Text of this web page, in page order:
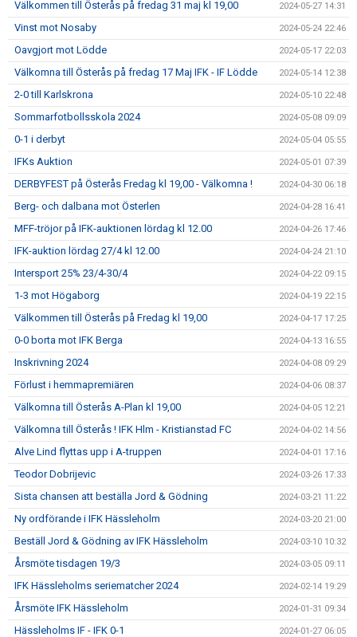
Välkommen till Österås på fredag 31 maj kl 19,00 2024-05-27 14:31
Vinst mot Nosaby 2024-05-24 22:46
Oavgjort mot Lödde 2024-05-17 22:03
Välkomna till Österås på fredag 17 Maj IFK - IF Lödde 2024-05-14 12:38
2-0 till Karlskrona 2024-05-10 22:48
Sommarfotbollsskola 2024 2024-05-08 09:09
0-1 i derbyt 2024-05-04 05:55
IFKs Auktion 2024-05-01 07:39
DERBYFEST på Österås Fredag kl 19,00 - Välkomna ! 2024-04-30 06:18
Berg- och dalbana mot Österlen 2024-04-28 16:41
MFF-tröjor på IFK-auktionen lördag kl 12.00 2024-04-26 17:46
IFK-auktion lördag 27/4 kl 12.00 2024-04-24 21:10
Intersport 25% 23/4-30/4 2024-04-22 09:15
1-3 mot Högaborg 2024-04-19 22:15
Välkommen till Österås på Fredag kl 19,00 2024-04-17 17:25
0-0 borta mot IFK Berga 2024-04-13 16:55
Inskrivning 2024 2024-04-08 09:29
Förlust i hemmapremiären 2024-04-06 08:37
Välkomna till Österås A-Plan kl 19,00 2024-04-05 12:21
Välkomna till Österås ! IFK Hlm - Kristianstad FC 2024-04-02 14:56
Alve Lind flyttas upp i A-truppen 2024-04-01 17:16
Teodor Dobrijevic 2024-03-26 17:33
Sista chansen att beställa Jord & Gödning 2024-03-21 11:22
Ny ordförande i IFK Hässleholm 2024-03-20 21:00
Beställ Jord & Gödning av IFK Hässleholm 2024-03-10 10:32
Årsmöte tisdagen 19/3 2024-03-05 09:11
IFK Hässleholms seriematcher 2024 2024-02-14 19:29
Årsmöte IFK Hässleholm 2024-01-31 09:34
Hässleholms IF - IFK 0-1 2024-01-27 06:05